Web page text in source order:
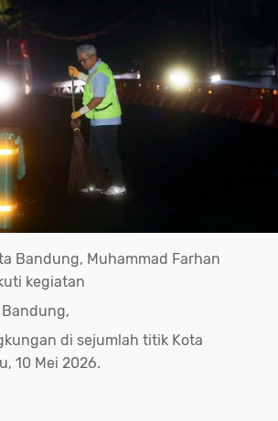
Bandung, Muhammad Farhan
kegiatan
di sejumlah titik Kota
10 Mei 2026.